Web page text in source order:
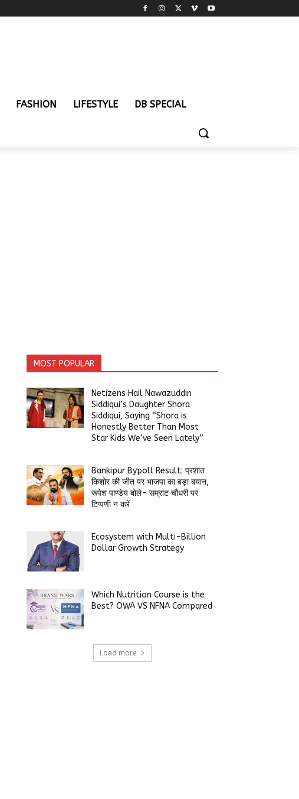
FASHION LIFESTYLE DB SPECIAL
MOST POPULAR
Netizens Hail Nawazuddin
Siddiqui’s Daughter Shora
Siddiqui, Saying “Shora is
Honestly Better Than Most
Star Kids We’ve Seen Lately”
Bankipur Bypoll Result: प्रशांत
किशोर की जीत पर भाजपा का बड़ा बयान,
रूपेश पाण्डेय बोले- सम्राट चौधरी पर
टिप्पणी न करें
Ecosystem with Multi-Billion
Dollar Growth Strategy
Which Nutrition Course is the
Best? OWA VS NFNA Compared
Load more